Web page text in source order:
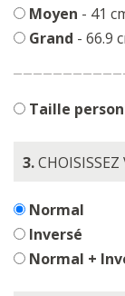
Moyen - 41
Grand - 66.9
Taille
3.
Normal
Inversé
Normal +